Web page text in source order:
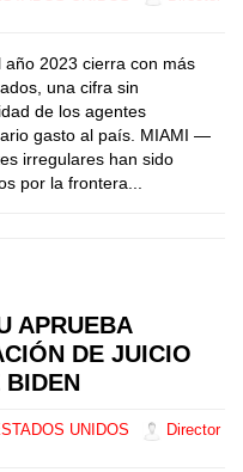
2023 cierra con más
una cifra sin
de los agentes
gasto al país. MIAMI —
irregulares han sido
por la frontera...
APRUEBA
DE JUICIO
BIDEN
UNIDOS
Director